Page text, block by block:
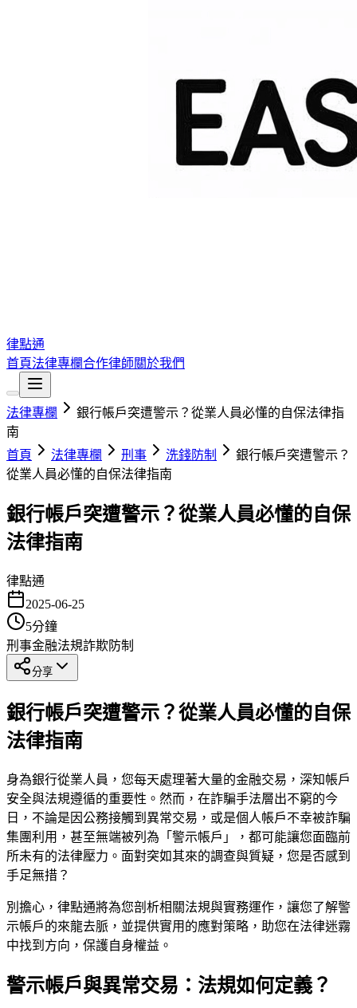
律點通
首頁法律專欄合作律師關於我們
法律專欄
銀行帳戶突遭警示？從業人員必懂的自保法律指
南
首頁
法律專欄 刑事 洗錢防制
銀行帳戶突遭警示？
從業人員必懂的自保法律指南
銀行帳戶突遭警示？從業人員必懂的自保
法律指南
律點通
2025-06-25
5分鐘
刑事金融法規詐欺防制
分享
銀行帳戶突遭警示？從業人員必懂的自保
法律指南
身為銀行從業人員，您每天處理著大量的金融交易，深知帳戶
安全與法規遵循的重要性。然而，在詐騙手法層出不窮的今
日，不論是因公務接觸到異常交易，或是個人帳戶不幸被詐騙
集團利用，甚至無端被列為「警示帳戶」，都可能讓您面臨前
所未有的法律壓力。面對突如其來的調查與質疑，您是否感到
手足無措？
別擔心，律點通將為您剖析相關法規與實務運作，讓您了解警
示帳戶的來龍去脈，並提供實用的應對策略，助您在法律迷霧
中找到方向，保護自身權益。
警示帳戶與異常交易：法規如何定義？